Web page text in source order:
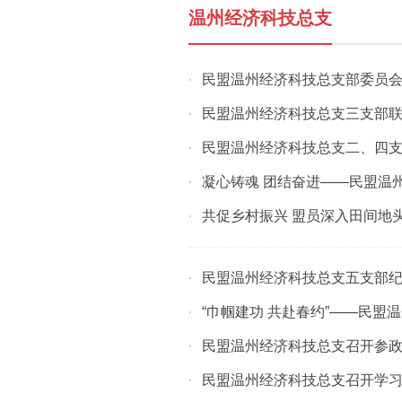
温州经济科技总支
· 民盟温州经济科技总支部委员
· 民盟温州经济科技总支三支部
· 民盟温州经济科技总支二、四
· 凝心铸魂 团结奋进——民盟温
· 共促乡村振兴 盟员深入田间地
· 民盟温州经济科技总支五支部
· “巾帼建功 共赴春约”——民盟
· 民盟温州经济科技总支召开参
· 民盟温州经济科技总支召开学